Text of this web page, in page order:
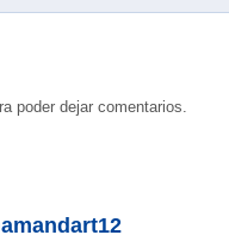
poder dejar comentarios.